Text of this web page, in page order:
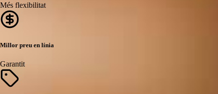
Més flexibilitat
Millor preu en línia
Garantit